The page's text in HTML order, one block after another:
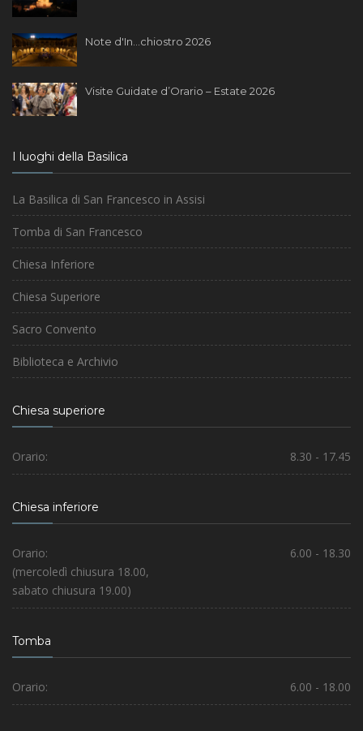
Note d'In...chiostro 2026
Visite Guidate d’Orario – Estate 2026
I luoghi della Basilica
La Basilica di San Francesco in Assisi
Tomba di San Francesco
Chiesa Inferiore
Chiesa Superiore
Sacro Convento
Biblioteca e Archivio
Chiesa superiore
Orario: 8.30 - 17.45
Chiesa inferiore
Orario:
6.00 - 18.30
(mercoledì chiusura 18.00,
sabato chiusura 19.00)
Tomba
Orario: 6.00 - 18.00